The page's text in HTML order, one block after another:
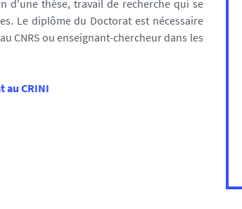
d'une thèse, travail de recherche qui se
Le diplôme du Doctorat est nécessaire
CNRS ou enseignant-chercheur dans les
au CRINI